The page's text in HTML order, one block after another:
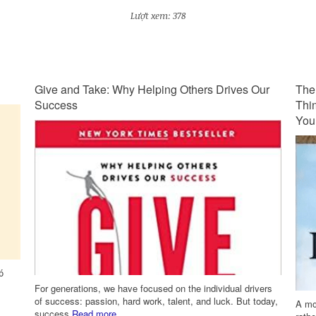
Lượt xem: 378
The Gifts of Imperfection: Let Go of Who You
Think You're Supposed to Be and Embrace Who
You Are
A motivational and inspiring guide to wholehearted living,